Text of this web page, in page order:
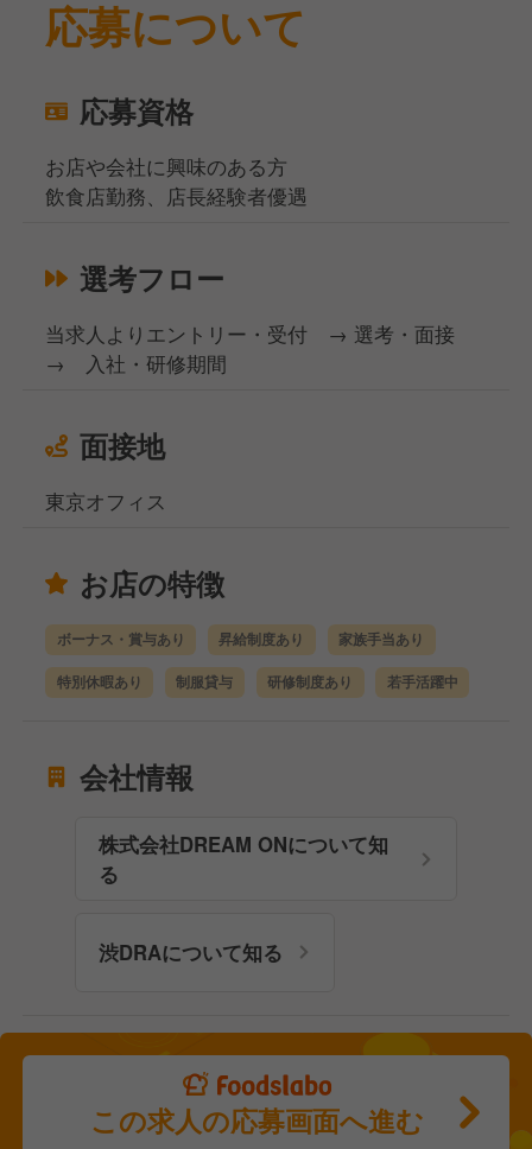
応募について
応募資格
お店や会社に興味のある方
飲食店勤務、店長経験者優遇
選考フロー
当求人よりエントリー・受付 → 選考・面接
→ 入社・研修期間
面接地
東京オフィス
お店の特徴
ボーナス・賞与あり 昇給制度あり 家族手当あり
特別休暇あり 制服貸与 研修制度あり 若手活躍中
会社情報
株式会社DREAM ONについて知
る
渋DRAについて知る
この求人の応募画面へ進む